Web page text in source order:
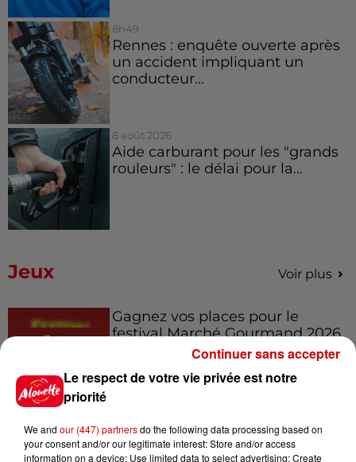
8h49
Rennes : enquête ouverte après
un accident impliquant un
conducteur...
8 août 2026
Aide carburant pour les "grands
rouleurs" : le délai pour la...
Jeux Voir plus
Gagnez vos places pour le
festival Marché Gourmand 2026
Le Duel - Gagnez vos entrées
pour l'un des zoos de nos
régions !
Le respect de votre vie privée est notre
priorité
We and our (447) partnersdo the following data processing based on
your consent and/or our legitimate interest: Store and/or access
information on a device; Use limited data to select advertising; Create
Continuer sans accepter